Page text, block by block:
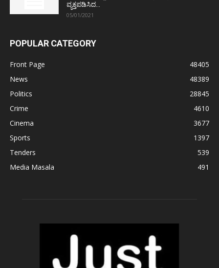
ವ್ಯಕ್ತಪಡಿಸಿದ...
05/01/2021
POPULAR CATEGORY
Front Page
48405
News
48389
Politics
28845
Crime
4610
Cinema
3677
Sports
1397
Tenders
539
Media Masala
491